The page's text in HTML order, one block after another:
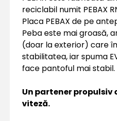
reciclabil numit PEBAX
Placa PEBAX de pe
Peba este mai groasă,
(doar la exterior) care
stabilitatea, iar spuma
face pantoful mai stabil.
Un partener
viteză.